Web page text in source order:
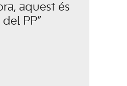
aquest és
PP”